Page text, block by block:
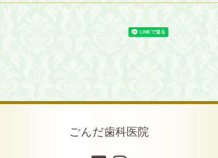
ごんだ歯科医院